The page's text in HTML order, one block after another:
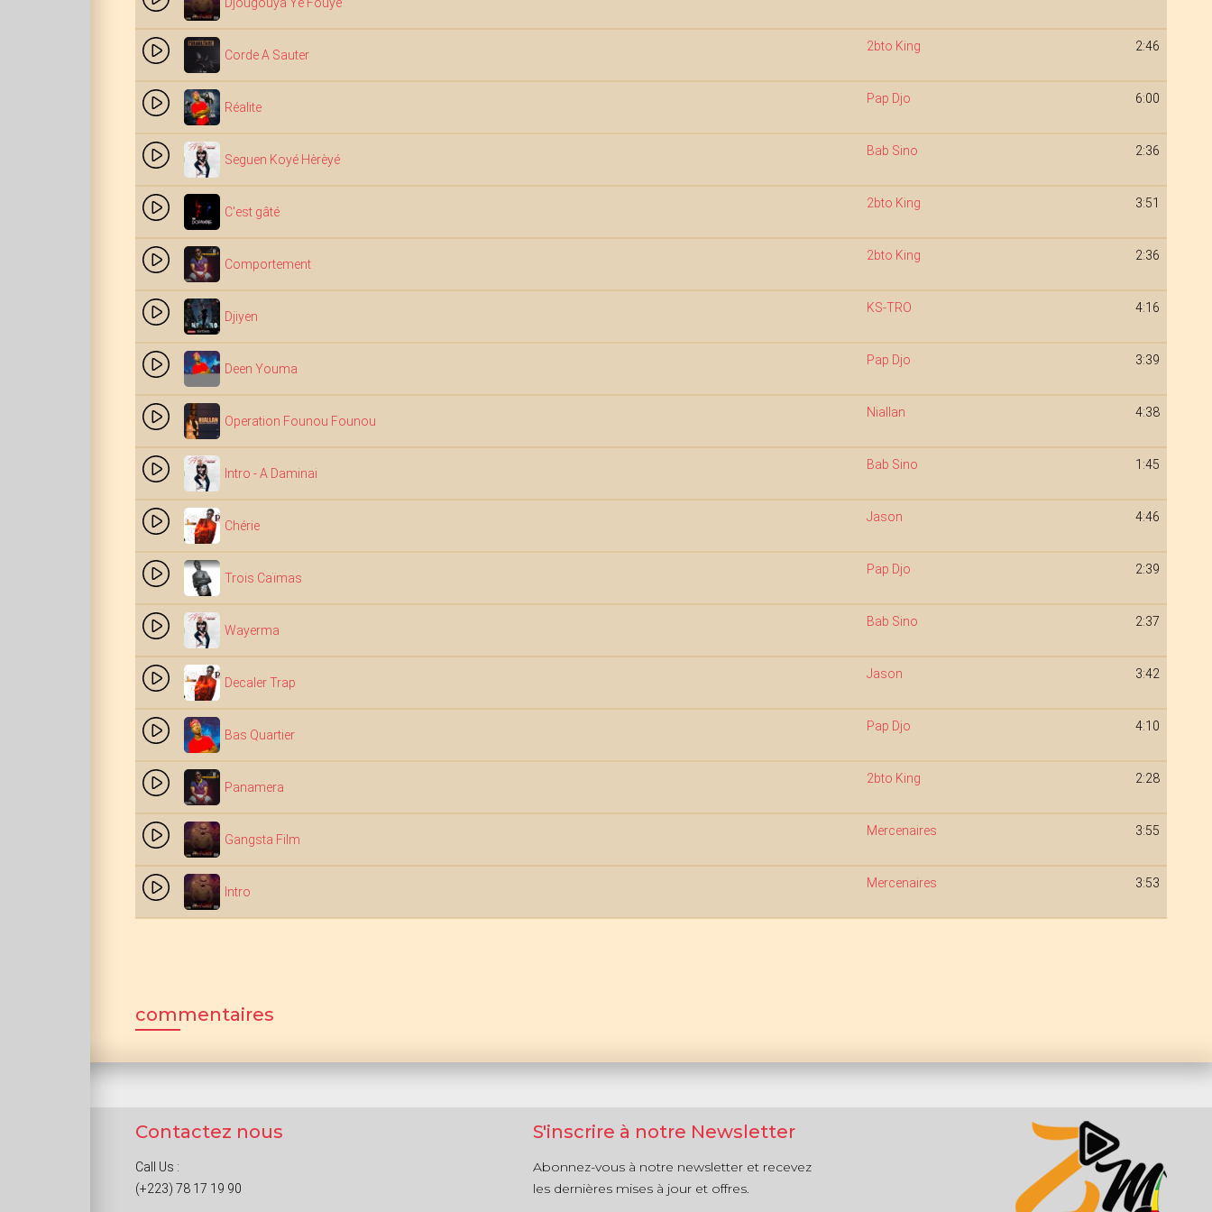
Corde A Sauter
2bto King 2:46
Réalite
Pap Djo 6:00
Seguen Koyé Hèrèyé
Bab Sino 2:36
C'est gâté
2bto King 3:51
Comportement
2bto King 2:36
Djiyen
KS-TRO 4:16
Deen Youma
Pap Djo 3:39
Operation Founou Founou
Niallan 4:38
Intro - A Daminai
Bab Sino 1:45
Chérie
Jason 4:46
Trois Caïmas
Pap Djo 2:39
Wayerma
Bab Sino 2:37
Decaler Trap
Jason 3:42
Bas Quartier
Pap Djo 4:10
Panamera
2bto King 2:28
Gangsta Film
Mercenaires 3:55
Intro
Mercenaires 3:53
commentaires
Contactez nous
Call Us :
(+223) 78 17 19 90
S'inscrire à notre Newsletter
Abonnez-vous à notre newsletter et recevez
les dernières mises à jour et offres.